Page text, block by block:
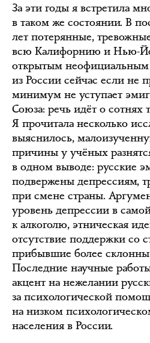
За эти годы я встретила
в таком же состоянии. В
лет потерянные,
всю Калифорнию и Нью-
открытым
из России сейчас если не
минимум не уступает
Союза: речь идёт о сотнях
Я прочитала несколько
выяснилось,
причины у учёных
в одном выводе: русские
подвержены депрессиям,
при смене страны.
уровень депрессии в
к алкоголю, этническая
отсутствие поддержки со
прибывшие более
Последние научные
акцент на нежелании
за психологической
на низком
населения в России.